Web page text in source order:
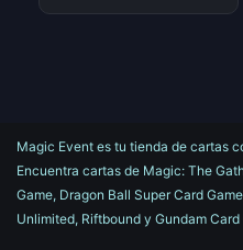
Magic Event es tu tienda de cartas
Encuentra cartas de Magic: The
Game, Dragon Ball Super Card
Unlimited, Riftbound y Gundam Card